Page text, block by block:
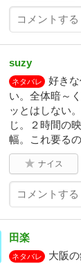
suzy
ネタバレ
好き
い。全体暗～
ッとはしない
じ。２時間の
幅。これ要るの
ナイス
田楽
ネタバレ
大阪